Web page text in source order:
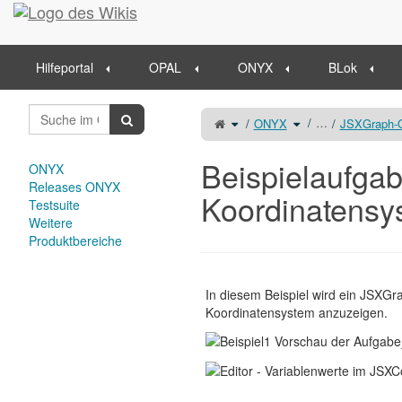
Startseite
Hilfeportal OPAL ONYX BLok
Schalte
denübergeordneten
Baum
von
im
Koordinatensystem
um.
ONYX Schalte
denVerzeichnisbaum
unter
ONYX
… JSXGraph-
In diesem Beispiel wird ein
Koordinatensystem anzuzeigen.
ONYX
Releases ONYX
Testsuite
Weitere
Produktbereiche